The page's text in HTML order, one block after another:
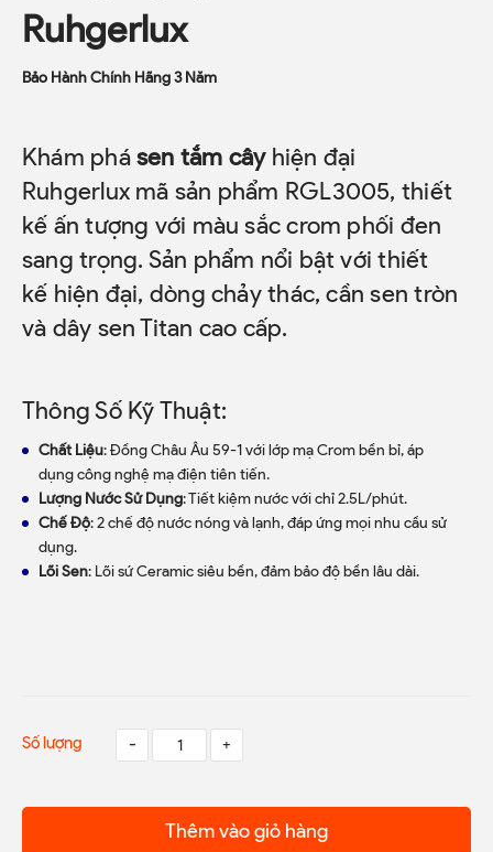
Ruhgerlux
Bảo Hành Chính Hãng 3 Năm
Khám phásen tắm câyhiện đại
Ruhgerlux mã sản phẩm RGL3005, thiết
kế ấn tượng với màu sắc crom phối đen
sang trọng. Sản phẩm nổi bật với thiết
kế hiện đại, dòng chảy thác, cần sen tròn
và dây sen Titan cao cấp.
Thông Số Kỹ Thuật:
Chất Liệu: Đồng Châu Âu 59-1 với lớp mạ Crom bền bỉ, áp
dụng công nghệ mạ điện tiên tiến.
Lượng Nước Sử Dụng: Tiết kiệm nước với chỉ 2.5L/phút.
Chế Độ: 2 chế độ nước nóng và lạnh, đáp ứng mọi nhu cầu sử
dụng.
Lõi Sen: Lõi sứ Ceramic siêu bền, đảm bảo độ bền lâu dài.
Số lượng - +
Thêm vào giỏ hàng